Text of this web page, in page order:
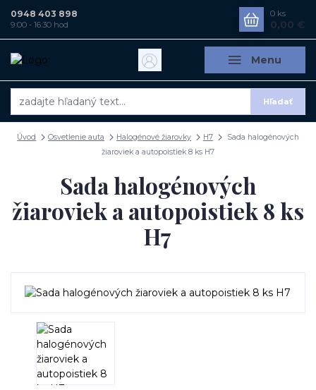
Menu
Hľadať
0948 403 898
9:00 - 16:30 hod
0 ks
0,00 €
Úvod Osvetlenie auta Halogénové žiarovky H7
Sada halogénových
žiaroviek a autopoistiek 8 ks H7
Sada halogénových
žiaroviek a autopoistiek 8 ks
H7